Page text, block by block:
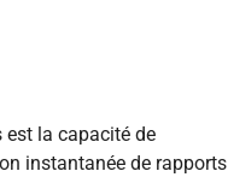
la capacité de
instantanée de rapports